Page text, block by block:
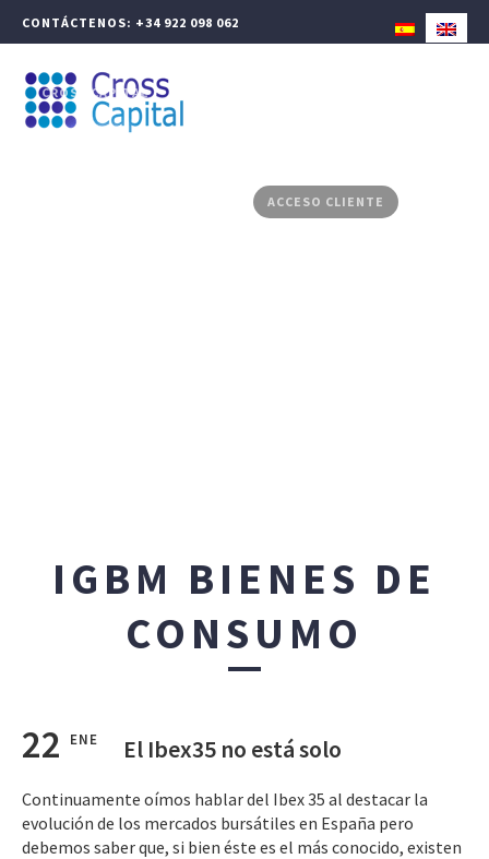
CONTÁCTENOS: +34 922 098 062
CROSS CAPITAL
ACCESO CLIENTE
IGBM BIENES DE
CONSUMO
22 ENE El Ibex35 no está solo
Continuamente oímos hablar del Ibex 35 al destacar la
evolución de los mercados bursátiles en España pero
debemos saber que, si bien éste es el más conocido, existen